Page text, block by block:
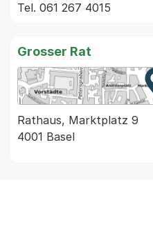
Tel. 061 267 4015
Grosser Rat
Rathaus, Marktplatz 9
4001 Basel